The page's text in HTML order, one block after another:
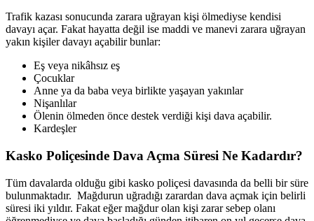
Trafik kazası sonucunda zarara uğrayan kişi ölmediyse kendisi
davayı açar. Fakat hayatta değil ise maddi ve manevi zarara uğrayan
yakın kişiler davayı açabilir bunlar:
Eş veya nikâhsız eş
Çocuklar
Anne ya da baba veya birlikte yaşayan yakınlar
Nişanlılar
Ölenin ölmeden önce destek verdiği kişi dava açabilir.
Kardeşler
Kasko Poliçesinde Dava Açma Süresi Ne Kadardır?
Tüm davalarda olduğu gibi kasko poliçesi davasında da belli bir süre
bulunmaktadır. Mağdurun uğradığı zarardan dava açmak için belirli
süresi iki yıldır. Fakat eğer mağdur olan kişi zarar sebep olanı